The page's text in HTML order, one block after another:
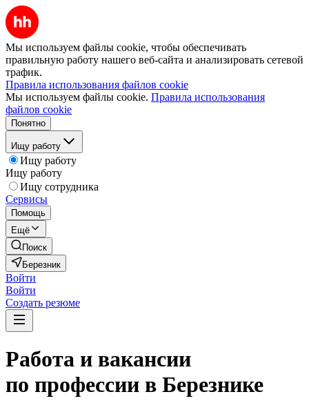
Мы используем файлы cookie, чтобы обеспечивать
правильную работу нашего веб-сайта и анализировать сетевой
трафик.
Правила использования файлов cookie
Мы используем файлы cookie. Правила использования
файлов cookie
Понятно
Ищу работу
Ищу работу
Ищу работу
Ищу сотрудника
Сервисы
Помощь
Ещё
Поиск
Березник
Войти
Войти
Создать резюме
Работа и вакансии
по профессии в Березнике